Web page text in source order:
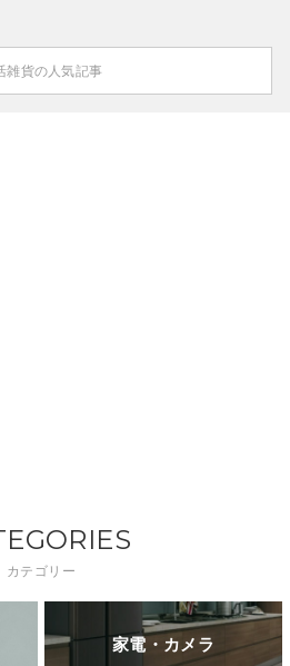
雑貨の人気記事
カテゴリー
家電・カメラ